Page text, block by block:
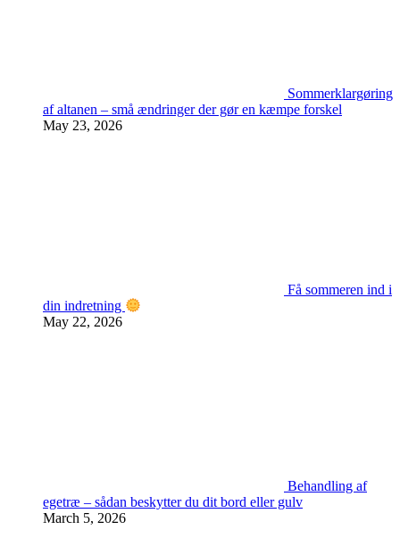
Sommerklargøring
af altanen – små ændringer der gør en kæmpe forskel
May 23, 2026
Få sommeren ind i
din indretning
May 22, 2026
Behandling af
egetræ – sådan beskytter du dit bord eller gulv
March 5, 2026